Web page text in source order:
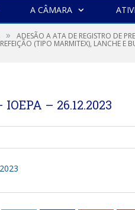
A CÂMARA
» ADESÃO A ATA DE REGISTRO DE
(TIPO MARMITEX), LANCHE E
– 26.12.2023